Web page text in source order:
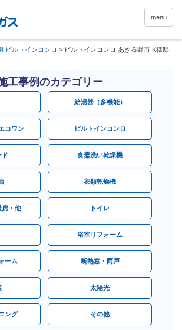
menu
ビルトインコンロ > ビルトインコンロ あきる野市 K様邸
工事例のカテゴリー
給湯器（多機能）
コワン ビルトインコンロ
ド 食器洗い乾燥機
衣類乾燥機
房・他 トイレ
浴室リフォーム
ーム 断熱窓・雨戸
太陽光
ング その他